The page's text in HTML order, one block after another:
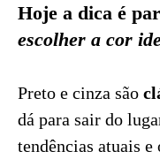
Hoje a dica é
escolher a cor
Preto e cinza são
dá para sair do
tendências atuais e